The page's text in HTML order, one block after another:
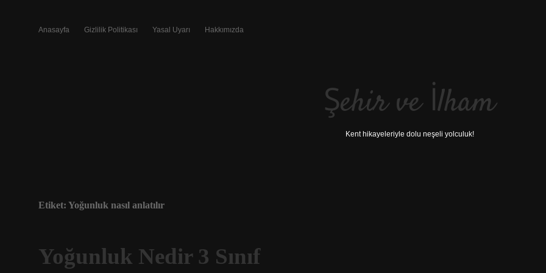
Anasayfa Gizlilik Politikası Yasal Uyarı Hakkımızda
Şehir ve İlham
Kent hikayeleriyle dolu neşeli yolculuk!
Etiket: Yoğunluk nasıl anlatılır
Yoğunluk Nedir 3 Sınıf